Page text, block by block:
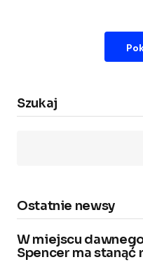
Szukaj
Ostatnie newsy
W miejscu
Spencer ma